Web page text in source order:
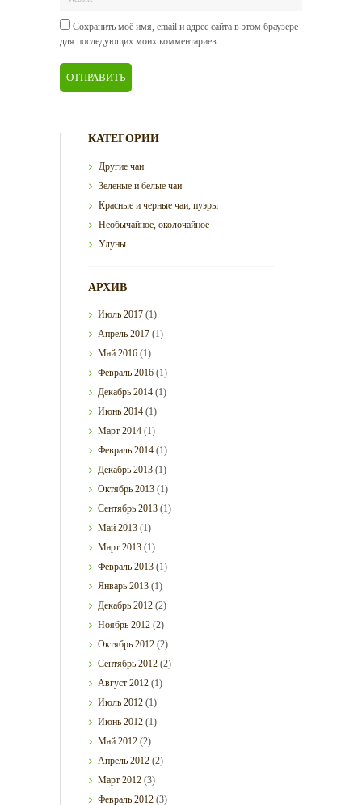
Сохранить моё имя, email и адрес сайта в этом браузере
для последующих моих комментариев.
КАТЕГОРИИ
Другие чаи
Зеленые и белые чаи
Красные и черные чаи, пуэры
Необычайное, околочайное
Улуны
АРХИВ
Июль2017 (1)
Апрель2017 (1)
Май2016 (1)
Февраль2016 (1)
Декабрь2014 (1)
Июнь2014 (1)
Март2014 (1)
Февраль2014 (1)
Декабрь2013 (1)
Октябрь2013 (1)
Сентябрь2013 (1)
Май2013 (1)
Март2013 (1)
Февраль2013 (1)
Январь2013 (1)
Декабрь2012 (2)
Ноябрь2012 (2)
Октябрь2012 (2)
Сентябрь2012 (2)
Август2012 (1)
Июль2012 (1)
Июнь2012 (1)
Май2012 (2)
Апрель2012 (2)
Март2012 (3)
Февраль2012 (3)